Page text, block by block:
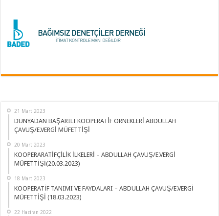
21 Mart 2023
DÜNYADAN BAŞARILI KOOPERATİF ÖRNEKLERİ ABDULLAH
ÇAVUŞ/E.VERGİ MÜFETTİŞİ
20 Mart 2023
KOOPERARATİFÇİLİK İLKELERİ – ABDULLAH ÇAVUŞ/E.VERGİ
MÜFETTİŞİ(20.03.2023)
18 Mart 2023
KOOPERATİF TANIMI VE FAYDALARI – ABDULLAH ÇAVUŞ/E.VERGİ
MÜFETTİŞİ (18.03.2023)
22 Haziran 2022